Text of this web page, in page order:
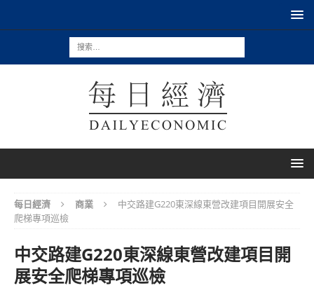
每日經濟 商業
中交路建G220東深線東營改建項目開展安全
爬梯專項巡檢
中交路建G220東深線東營改建項目開
展安全爬梯專項巡檢